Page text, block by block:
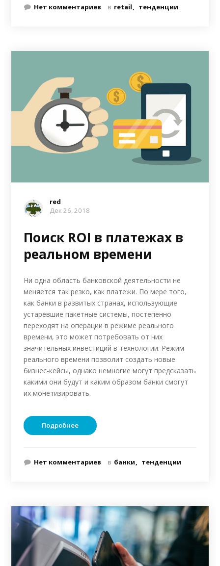
Нет комментариев в retail тенденции
red
Дек 26, 2018
Поиск ROI в платежах в
реальном времени
Ни одна область банковской деятельности не
меняется так резко, как платежи. По мере того,
как банки в развитых странах, использующие
устаревшие пакетные системы, постепенно
переходят на операции в режиме реального
времени, это может потребовать от них
значительных инвестиций в технологии. Режим
реального времени позволит создать новые
бизнес-кейсы, однако немногие могут предсказать
какими они будут и каким образом банки смогут
их монетизировать.
Подробнее
Нет комментариев в банки тенденции